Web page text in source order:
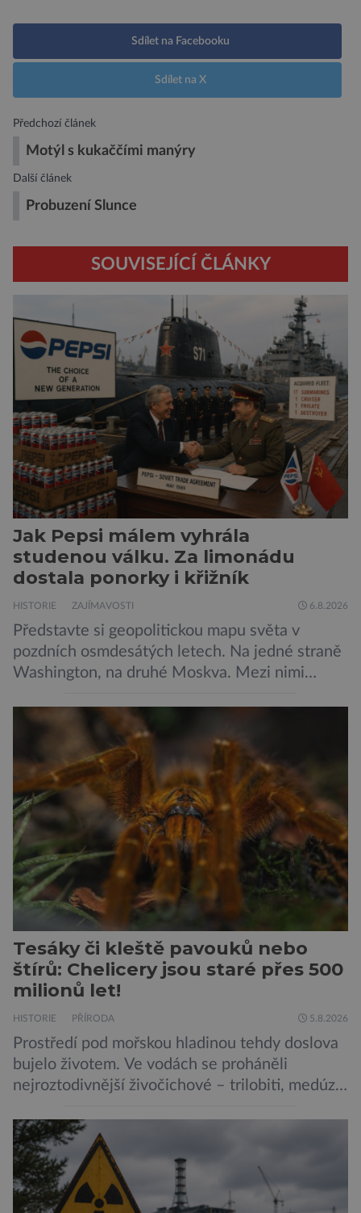
Sdílet na Facebooku
Sdílet na X
Předchozí článek
Motýl s kukaččími manýry
Další článek
Probuzení Slunce
SOUVISEJÍCÍ ČLÁNKY
Jak Pepsi málem vyhrála
studenou válku. Za limonádu
dostala ponorky i křižník
HISTORIE ZAJÍMAVOSTI 6.8.2026
Představte si geopolitickou mapu světa v
pozdních osmdesátých letech. Na jedné straně
Washington, na druhé Moskva. Mezi nimi
padesátkrát dokola, železná opona a miliony
vojáků v permanentní pohotovosti. A pak je tu
Donald Kendall, generální ředitel společnosti
PepsiCo, který se v květnu roku 1989 stává
admirálem flotily, jež čítá sedmnáct […]
Tesáky či kleště pavouků nebo
štírů: Chelicery jsou staré přes 500
milionů let!
HISTORIE PŘÍRODA 5.8.2026
Prostředí pod mořskou hladinou tehdy doslova
bujelo životem. Ve vodách se proháněli
nejroztodivnější živočichové – trilobiti, medúzy
prazvláštní stonožce podobný tvor, který měl
zárodky zbraní typických pro dnešní pavouky.
Pavouci, štíři či klíšťata jsou členovci patřící do
skupiny klepítkatců. Vyznačují se takzvanými